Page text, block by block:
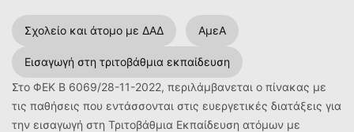
Σχολείο και άτομο με ΔΑΔ ΑμεΑ
Εισαγωγή στη τριτοβάθμια εκπαίδευση
Στο ΦΕΚ Β 6069/28-11-2022, περιλάμβανεται ο πίνακας με
τις παθήσεις που εντάσσονται στις ευεργετικές διατάξεις για
την εισαγωγή στη Τριτοβάθμια Εκπαίδευση ατόμων με